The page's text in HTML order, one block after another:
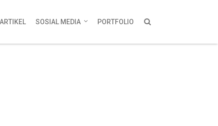
ARTIKEL SOSIAL MEDIA PORTFOLIO